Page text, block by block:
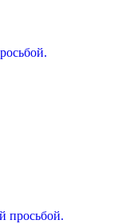
просьбой.